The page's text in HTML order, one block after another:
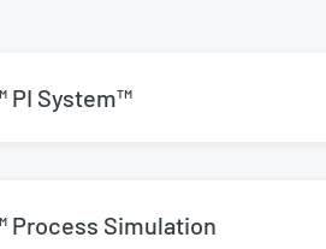
PI System™
Process Simulation